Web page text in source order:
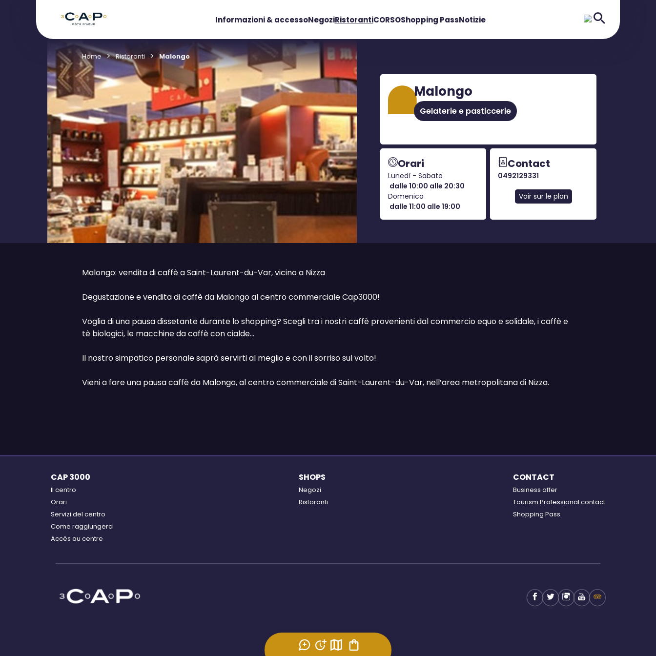
Informazioni & accessoNegoziRistorantiCORSOShopping PassNotizie
Home Ristoranti Malongo
Malongo
Gelaterie e pasticcerie
Orari
Lunedì - Sabato
dalle 10:00 alle 20:30
Domenica
dalle 11:00 alle 19:00
Contact
0492129331
Voir sur le plan
Malongo: vendita di caffè a Saint-Laurent-du-Var, vicino a Nizza
Degustazione e vendita di caffè da Malongo al centro commerciale Cap3000!
Voglia di una pausa dissetante durante lo shopping? Scegli tra i nostri caffè provenienti dal commercio equo e solidale, i caffè e
tè biologici, le macchine da caffè con cialde...
Il nostro simpatico personale saprà servirti al meglio e con il sorriso sul volto!
Vieni a fare una pausa caffè da Malongo, al centro commerciale di Saint-Laurent-du-Var, nell’area metropolitana di Nizza.
CAP 3000
Il centro
Orari
Servizi del centro
Come raggiungerci
Accès au centre
SHOPS
Negozi
Ristoranti
CONTACT
Business offer
Tourism Professional contact
Shopping Pass